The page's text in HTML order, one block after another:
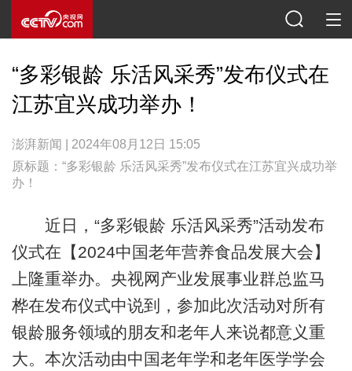
“多彩银龄 乐活风采秀”发布仪式在
江苏宜兴成功举办！
澎湃新闻 | 2024年08月12日 15:05
原标题：“多彩银龄 乐活风采秀”发布仪式在江苏宜兴成功举
办！
近日，“多彩银龄 乐活风采秀”活动发布
仪式在【2024中国老年营养食品发展大会】
上隆重举办。央视网产业发展事业群总监马
桦在发布仪式中说到，参加此次活动对所有
银龄服务领域的朋友和老年人来说都意义重
大。本次活动由中国老年学和老年医学学会